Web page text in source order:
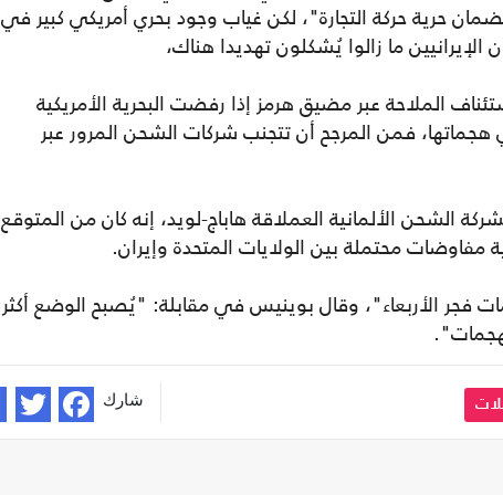
حرية حركة التجارة"، لكن غياب وجود بحري أمريكي كبير في
ما زالوا يُشكلون تهديدا هناك،
الملاحة عبر مضيق هرمز إذا رفضت البحرية الأمريكية
فمن المرجح أن تتجنب شركات الشحن المرور عبر
الشحن الألمانية العملاقة هاباج-لويد، إنه كان من المتوقع
مفاوضات محتملة بين الولايات المتحدة وإيران.
الأربعاء"، وقال بوينيس في مقابلة: "يُصبح الوضع أكثر
شارك